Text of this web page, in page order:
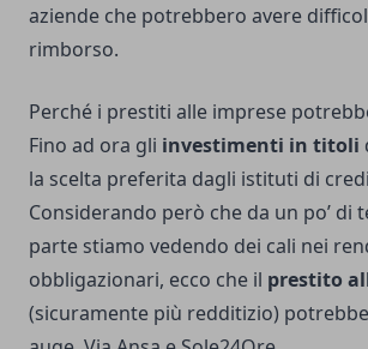
aziende che potrebbero avere
rimborso.
Perché i prestiti alle imprese
Fino ad ora gli investimenti in titoli
la scelta preferita dagli istituti di
Considerando però che da un po’ di
parte stiamo vedendo dei cali nei
obbligazionari, ecco che il prestito
(sicuramente più redditizio)